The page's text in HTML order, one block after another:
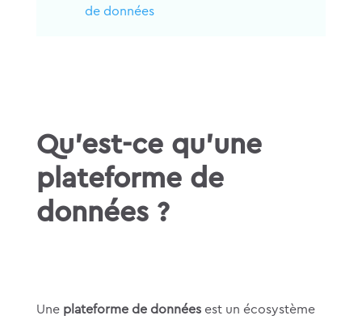
de données
Qu’est-ce qu’une
plateforme de
données ?
Une plateforme de donnéesest un écosystème